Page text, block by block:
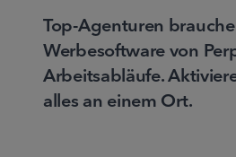
Top-Agenturen
Werbesoftware von
Arbeitsabläufe.
alles an einem Ort.